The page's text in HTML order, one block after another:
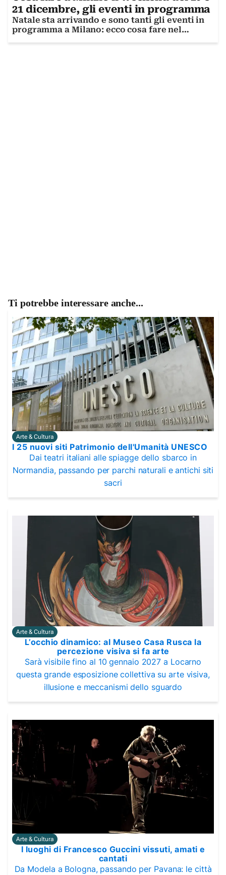
21 dicembre, gli eventi in programma
Natale sta arrivando e sono tanti gli eventi in
programma a Milano: ecco cosa fare nel
Ti potrebbe interessare anche...
Arte & Cultura
I 25 nuovi siti Patrimonio dell'Umanità UNESCO
Dai teatri italiani alle spiagge dello sbarco in
Normandia, passando per parchi naturali e antichi siti
sacri
Arte & Cultura
L’occhio dinamico: al Museo Casa Rusca la
percezione visiva si fa arte
Sarà visibile fino al 10 gennaio 2027 a Locarno
questa grande esposizione collettiva su arte visiva,
illusione e meccanismi dello sguardo
Arte & Cultura
I luoghi di Francesco Guccini vissuti, amati e
cantati
Da Modela a Bologna, passando per Pavana: le città